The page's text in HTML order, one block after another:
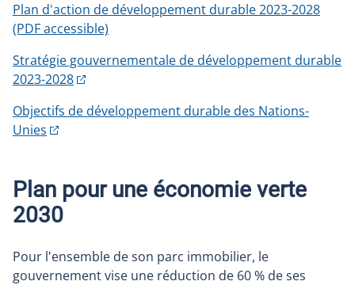
Plan d'action de développement durable 2023-2028
(PDF accessible)
Stratégie gouvernementale de développement durable
2023-2028
Objectifs de développement durable des Nations-
Unies
Plan pour une économie verte
2030
Pour l'ensemble de son parc immobilier, le
gouvernement vise une réduction de 60 % de ses